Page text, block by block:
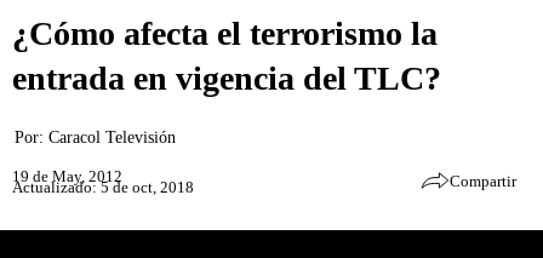
¿Cómo afecta el terrorismo la
entrada en vigencia del TLC?
Por: Caracol Televisión
19 de May, 2012
Actualizado: 5 de oct, 2018 Compartir